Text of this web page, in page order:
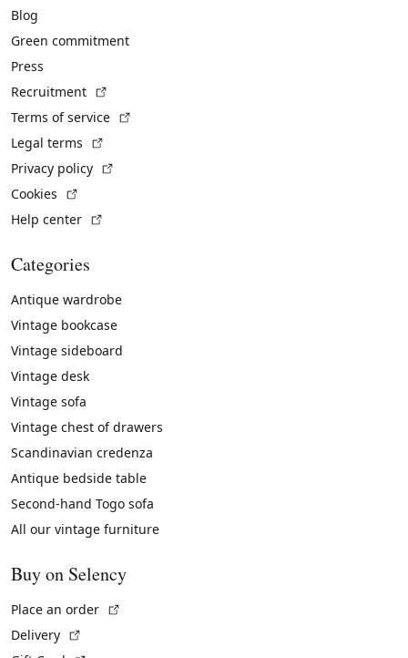
Blog
Green commitment
Press
Recruitment
Terms of service
Legal terms
Privacy policy
Cookies
Help center
Categories
Antique wardrobe
Vintage bookcase
Vintage sideboard
Vintage desk
Vintage sofa
Vintage chest of drawers
Scandinavian credenza
Antique bedside table
Second-hand Togo sofa
All our vintage furniture
Buy on Selency
Place an order
Delivery